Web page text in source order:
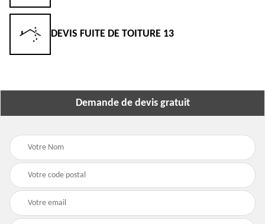
DEVIS FUITE DE TOITURE 13
Demande de devis gratuit